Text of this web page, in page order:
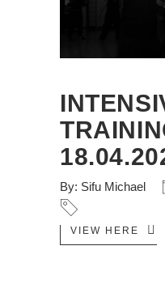
By: Sifu Michael
VIEW HERE